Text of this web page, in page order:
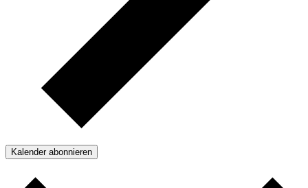
Kalender abonnieren